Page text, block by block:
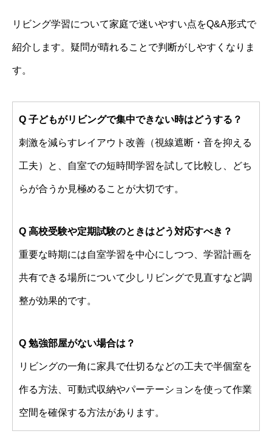
リビング学習について家庭で迷いやすい点をQ&A形式で
紹介します。疑問が晴れることで判断がしやすくなりま
す。
Q 子どもがリビングで集中できない時はどうする？
刺激を減らすレイアウト改善（視線遮断・音を抑える
工夫）と、自室での短時間学習を試して比較し、どち
らが合うか見極めることが大切です。
Q 高校受験や定期試験のときはどう対応すべき？
重要な時期には自室学習を中心にしつつ、学習計画を
共有できる場所について少しリビングで見直すなど調
整が効果的です。
Q 勉強部屋がない場合は？
リビングの一角に家具で仕切るなどの工夫で半個室を
作る方法、可動式収納やパーテーションを使って作業
空間を確保する方法があります。